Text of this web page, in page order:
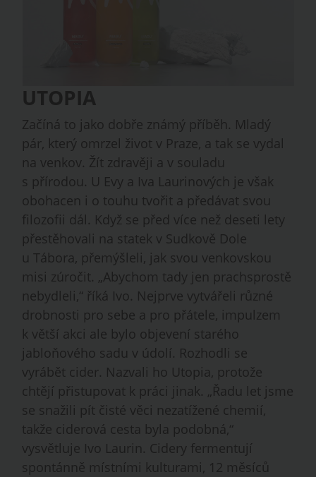
UTOPIA
Začíná to jako dobře známý příběh. Mladý
pár, který omrzel život v Praze, a tak se vydal
na venkov. Žít zdravěji a v souladu
s přírodou. U Evy a Iva Laurinových je však
obohacen i o touhu tvořit a předávat svou
filozofii dál. Když se před více než deseti lety
přestěhovali na statek v Sudkově Dole
u Tábora, přemýšleli, jak svou venkovskou
misi zúročit. „Abychom tady jen prachsprostě
nebydleli,“ říká Ivo. Nejprve vytvářeli různé
drobnosti pro sebe a pro přátele, impulzem
k větší akci ale bylo objevení starého
jabloňového sadu v údolí. Rozhodli se
vyrábět cider. Nazvali ho Utopia, protože
chtějí přistupovat k práci jinak. „Řadu let jsme
se snažili pít čisté věci nezatížené chemií,
takže ciderová cesta byla podobná,“
vysvětluje Ivo Laurin. Cidery fermentují
spontánně místními kulturami, 12 měsíců